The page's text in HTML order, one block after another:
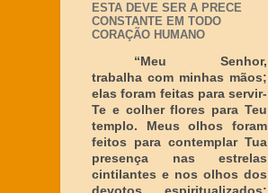
ESTA DEVE SER A PRECE
CONSTANTE EM TODO
CORAÇÃO HUMANO
“Meu Senhor,
trabalha com minhas mãos;
elas foram feitas para servir-
Te e colher flores para Teu
templo. Meus olhos foram
feitos para contemplar Tua
presença nas estrelas
cintilantes e nos olhos dos
devotos espiritualizados;